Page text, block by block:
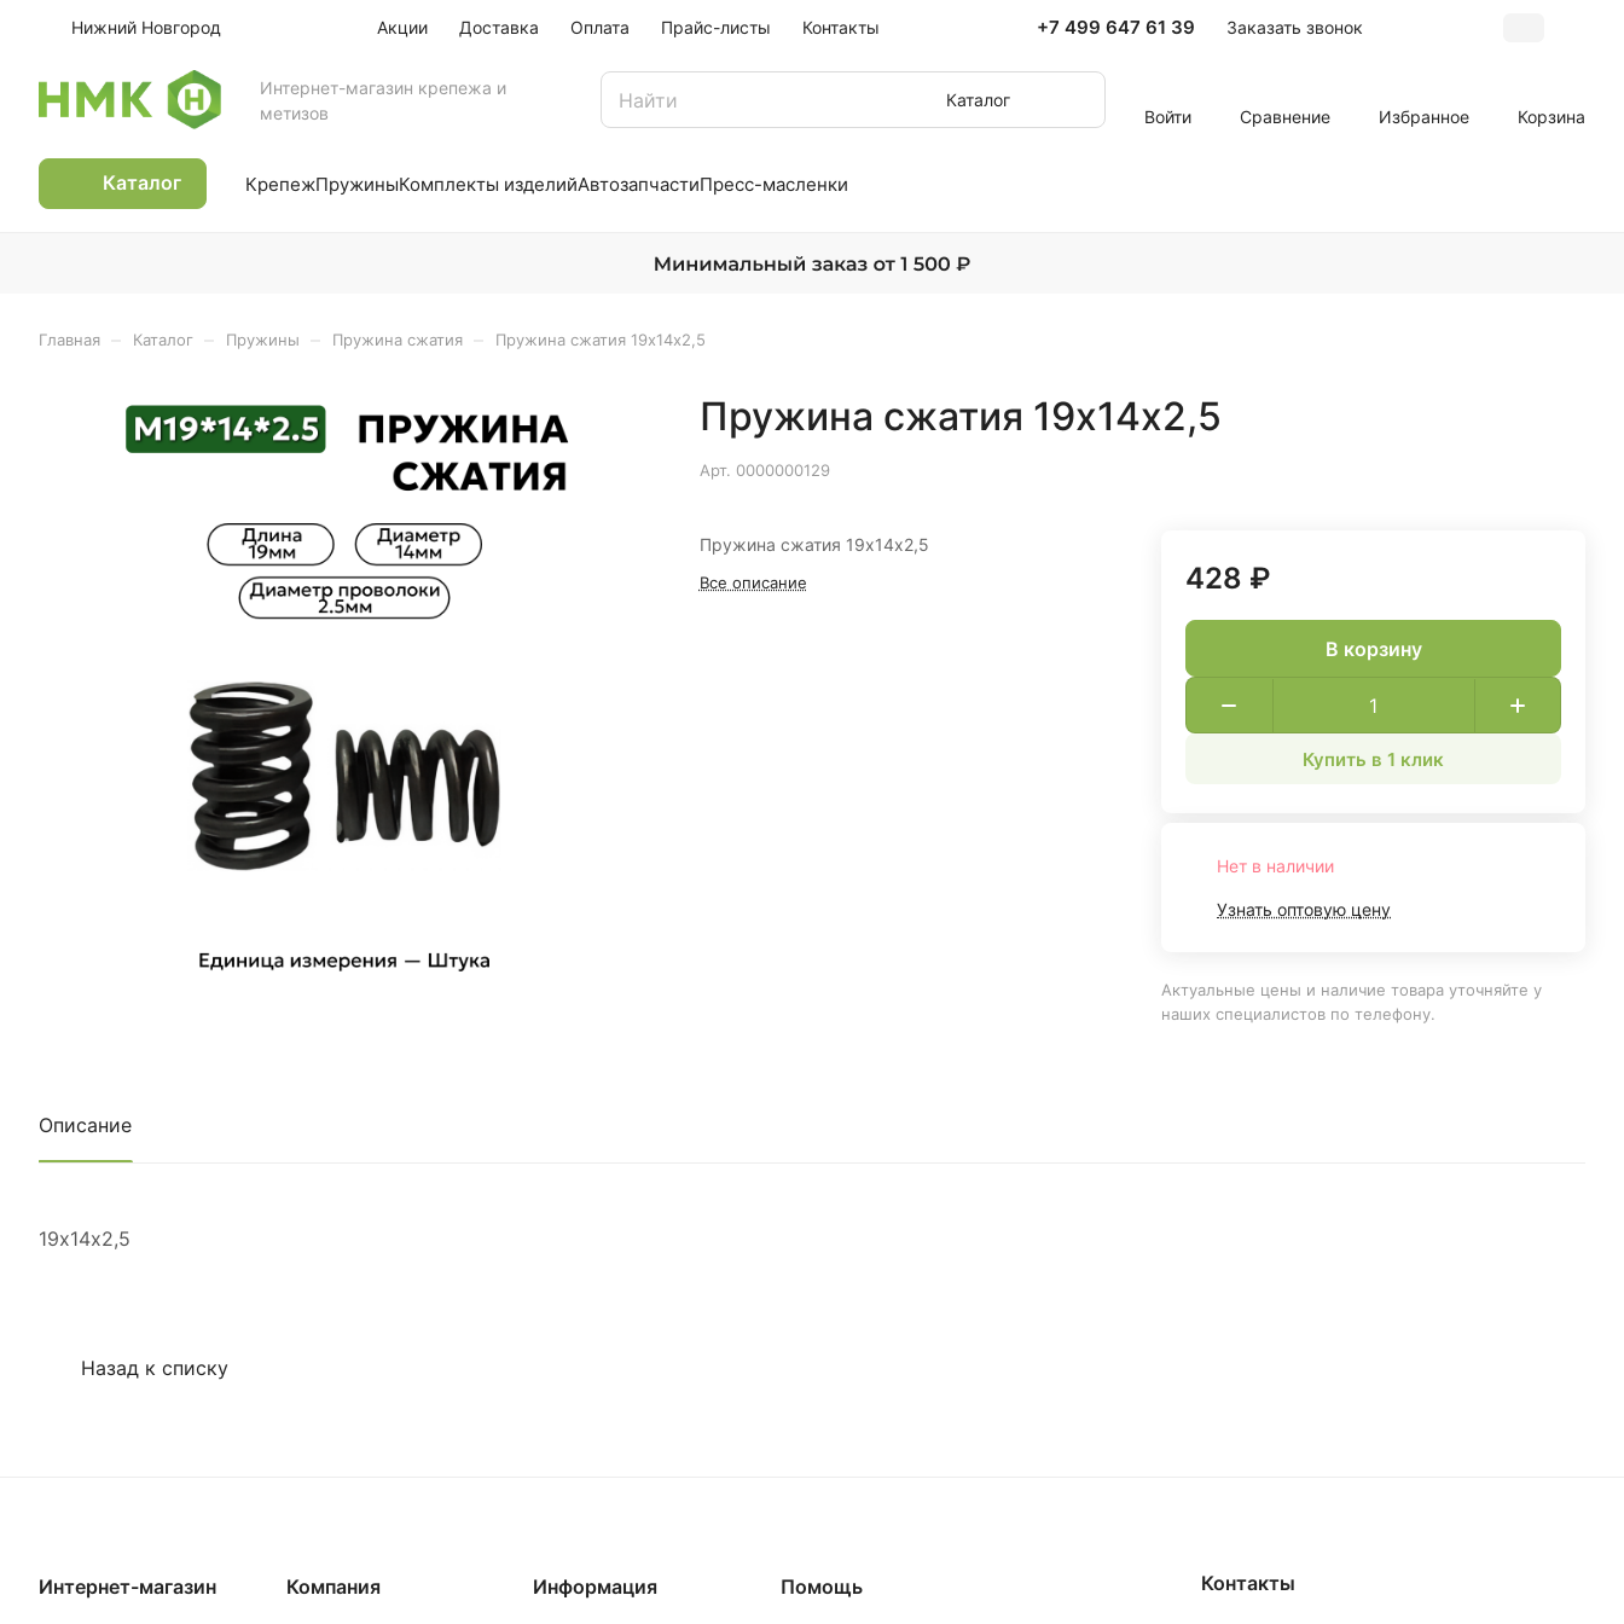
Нижний Новгород Акции Доставка Оплата Прайс-листы Контакты +7 499 647 61 39 Заказать звонок
Интернет-магазин крепежа и
метизов
Каталог
Войти
Сравнение Избранное Корзина
Каталог КрепежПружиныКомплекты изделийАвтозапчастиПресс-масленки
Главная Каталог Пружины Пружина сжатия Пружина сжатия 19х14х2,5
Пружина сжатия 19х14х2,5
Арт. 0000000129
Пружина сжатия 19х14х2,5
Все описание 428 ₽
В корзину
Купить в 1 клик
Нет в наличии
Узнать оптовую цену
Актуальные цены и наличие товара уточняйте у
наших специалистов по телефону.
Описание
19х14х2,5
Назад к списку
Интернет-магазин Компания Информация Помощь Контакты